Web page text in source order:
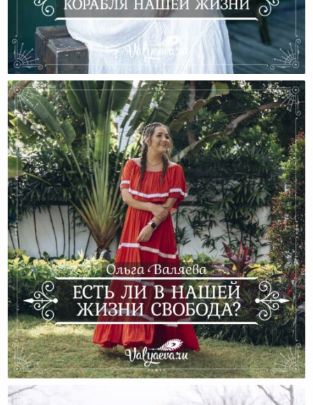
Ценности – Как Паруса Корабля Нашей Жизни
Есть Ли В Нашей Жизни Свобода?